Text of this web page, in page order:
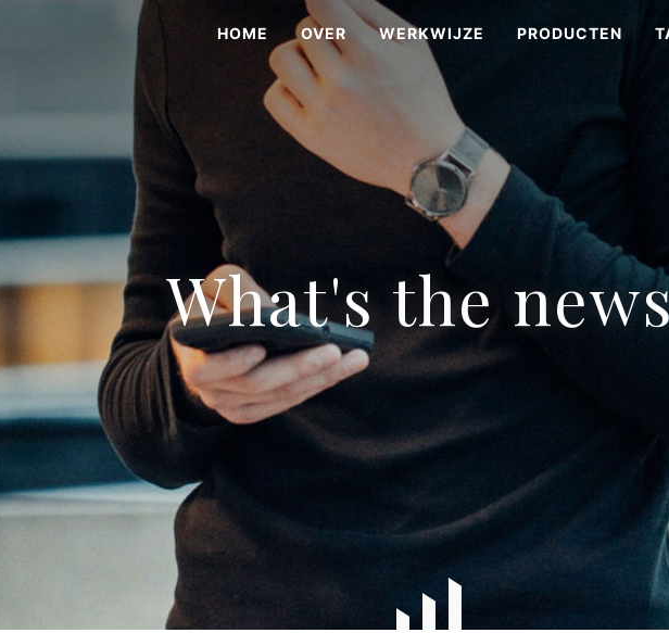
HOME OVER WERKWIJZE PRODUCTEN
What's the